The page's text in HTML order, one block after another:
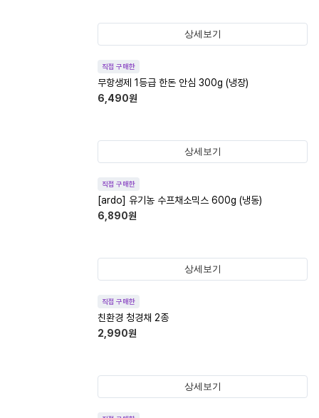
상세보기
직접 구매한
무항생제 1등급 한돈 안심 300g (냉장)
6,490원
상세보기
직접 구매한
[ardo] 유기농 수프채소믹스 600g (냉동)
6,890원
상세보기
직접 구매한
친환경 청경채 2종
2,990원
상세보기